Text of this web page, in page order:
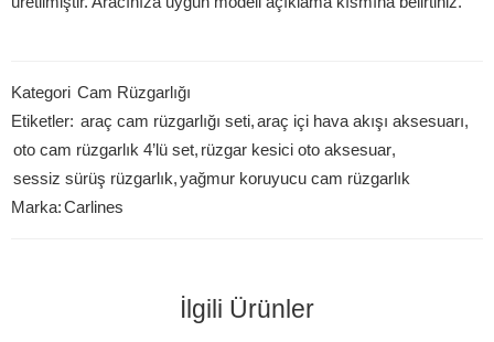
Kategori Cam Rüzgarlığı
Etiketler: araç cam rüzgarlığı seti,araç içi hava akışı aksesuarı,
oto cam rüzgarlık 4’lü set, rüzgar kesici oto aksesuar,
sessiz sürüş rüzgarlık,yağmur koruyucu cam rüzgarlık
Marka:Carlines
İlgili Ürünler